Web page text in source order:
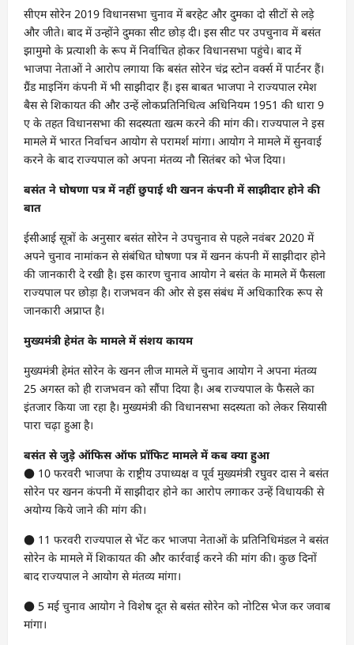
सीएम सोरेन 2019 विधानसभा चुनाव में बरहेट और दुमका दो सीटों से लड़े
और जीते। बाद में उन्होंने दुमका सीट छोड़ दी। इस सीट पर उपचुनाव में बसंत
झामुमो के प्रत्याशी के रूप में निर्वाचित होकर विधानसभा पहुंचे। बाद में
भाजपा नेताओं ने आरोप लगाया कि बसंत सोरेन चंद्र स्टोन वर्क्स में पार्टनर हैं।
ग्रैंड माइनिंग कंपनी में भी साझीदार हैं। इस बाबत भाजपा ने राज्यपाल रमेश
बैस से शिकायत की और उन्हें लोकप्रतिनिधित्व अधिनियम 1951 की धारा 9
ए के तहत विधानसभा की सदस्यता खत्म करने की मांग की। राज्यपाल ने इस
मामले में भारत निर्वाचन आयोग से परामर्श मांगा। आयोग ने मामले में सुनवाई
करने के बाद राज्यपाल को अपना मंतव्य नौ सितंबर को भेज दिया।
बसंत ने घोषणा पत्र में नहीं छुपाई थी खनन कंपनी में साझीदार होने की
बात
ईसीआई सूत्रों के अनुसार बसंत सोरेन ने उपचुनाव से पहले नवंबर 2020 में
अपने चुनाव नामांकन से संबंधित घोषणा पत्र में खनन कंपनी में साझीदार होने
की जानकारी दे रखी है। इस कारण चुनाव आयोग ने बसंत के मामले में फैसला
राज्यपाल पर छोड़ा है। राजभवन की ओर से इस संबंध में अधिकारिक रूप से
जानकारी अप्राप्त है।
मुख्यमंत्री हेमंत के मामले में संशय कायम
मुख्यमंत्री हेमंत सोरेन के खनन लीज मामले में चुनाव आयोग ने अपना मंतव्य
25 अगस्त को ही राजभवन को सौंपा दिया है। अब राज्यपाल के फैसले का
इंतजार किया जा रहा है। मुख्यमंत्री की विधानसभा सदस्यता को लेकर सियासी
पारा चढ़ा हुआ है।
बसंत से जुड़े ऑफिस ऑफ प्रॉफिट मामले में कब क्या हुआ
● 10 फरवरी भाजपा के राष्ट्रीय उपाध्यक्ष व पूर्व मुख्यमंत्री रघुवर दास ने बसंत
सोरेन पर खनन कंपनी में साझीदार होने का आरोप लगाकर उन्हें विधायकी से
अयोग्य किये जाने की मांग की।
● 11 फरवरी राज्यपाल से भेंट कर भाजपा नेताओं के प्रतिनिधिमंडल ने बसंत
सोरेन के मामले में शिकायत की और कार्रवाई करने की मांग की। कुछ दिनों
बाद राज्यपाल ने आयोग से मंतव्य मांगा।
● 5 मई चुनाव आयोग ने विशेष दूत से बसंत सोरेन को नोटिस भेज कर जवाब
मांगा।